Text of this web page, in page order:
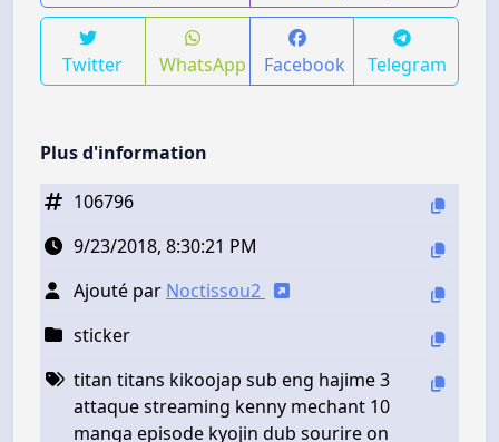
Twitter WhatsApp Facebook Telegram
Plus d'information
106796
9/23/2018, 8:30:21 PM
Ajouté par Noctissou2
sticker
titan titans kikoojap sub eng hajime 3
attaque streaming kenny mechant 10
manga episode kyojin dub sourire on